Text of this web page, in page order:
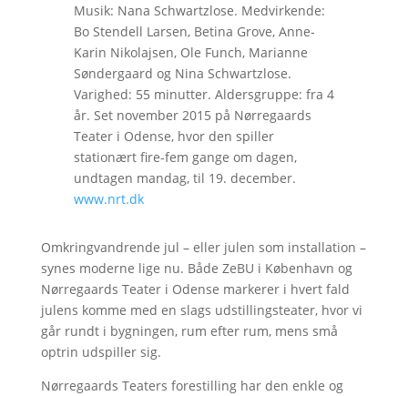
Musik: Nana Schwartzlose. Medvirkende:
Bo Stendell Larsen, Betina Grove, Anne-
Karin Nikolajsen, Ole Funch, Marianne
Søndergaard og Nina Schwartzlose.
Varighed: 55 minutter. Aldersgruppe: fra 4
år. Set november 2015 på Nørregaards
Teater i Odense, hvor den spiller
stationært fire-fem gange om dagen,
undtagen mandag, til 19. december.
www.nrt.dk
Omkringvandrende jul – eller julen som installation –
synes moderne lige nu. Både ZeBU i København og
Nørregaards Teater i Odense markerer i hvert fald
julens komme med en slags udstillingsteater, hvor vi
går rundt i bygningen, rum efter rum, mens små
optrin udspiller sig.
Nørregaards Teaters forestilling har den enkle og